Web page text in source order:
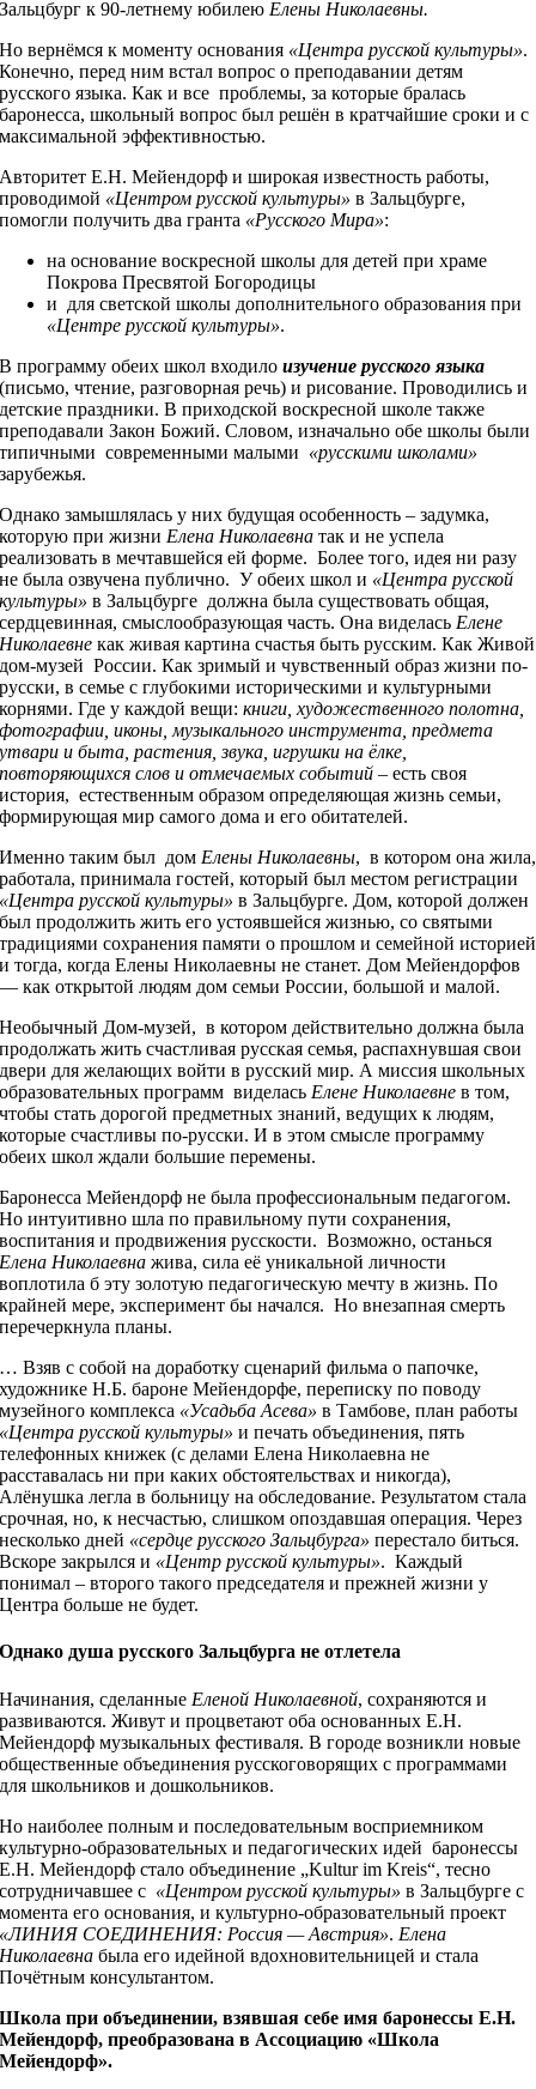
Зальцбург к 90-летнему юбилею Елены Николаевны.
Но вернёмся к моменту основания «Центра русской культуры».
Конечно, перед ним встал вопрос о преподавании детям
русского языка. Как и все проблемы, за которые бралась
баронесса, школьный вопрос был решён в кратчайшие сроки и с
максимальной эффективностью.
Авторитет Е.Н. Мейендорф и широкая известность работы,
проводимой «Центром русской культуры» в Зальцбурге,
помогли получить два гранта «Русского Мира»:
на основание воскресной школы для детей при храме
Покрова Пресвятой Богородицы
и для светской школы дополнительного образования при
«Центре русской культуры».
В программу обеих школ входило изучение русского языка
(письмо, чтение, разговорная речь) и рисование. Проводились и
детские праздники. В приходской воскресной школе также
преподавали Закон Божий. Словом, изначально обе школы были
типичными современными малыми «русскими школами»
зарубежья.
Однако замышлялась у них будущая особенность – задумка,
которую при жизни Елена Николаевна так и не успела
реализовать в мечтавшейся ей форме. Более того, идея ни разу
не была озвучена публично. У обеих школ и «Центра русской
культуры» в Зальцбурге должна была существовать общая,
сердцевинная, смыслообразующая часть. Она виделась Елене
Николаевне как живая картина счастья быть русским. Как Живой
дом-музей России. Как зримый и чувственный образ жизни по-
русски, в семье с глубокими историческими и культурными
корнями. Где у каждой вещи:книги, художественного полотна,
фотографии, иконы, музыкального инструмента, предмета
утвари и быта, растения, звука, игрушки на ёлке,
повторяющихся слов и отмечаемых событий – есть своя
история, естественным образом определяющая жизнь семьи,
формирующая мир самого дома и его обитателей.
Именно таким был дом Елены Николаевны, в котором она жила,
работала, принимала гостей, который был местом регистрации
«Центра русской культуры» в Зальцбурге. Дом, которой должен
был продолжить жить его устоявшейся жизнью, со святыми
традициями сохранения памяти о прошлом и семейной историей
и тогда, когда Елены Николаевны не станет. Дом Мейендорфов
— как открытой людям дом семьи России, большой и малой.
Необычный Дом-музей, в котором действительно должна была
продолжать жить счастливая русская семья, распахнувшая свои
двери для желающих войти в русский мир. А миссия школьных
образовательных программ виделась Елене Николаевне в том,
чтобы стать дорогой предметных знаний, ведущих к людям,
которые счастливы по-русски. И в этом смысле программу
обеих школ ждали большие перемены.
Баронесса Мейендорф не была профессиональным педагогом.
Но интуитивно шла по правильному пути сохранения,
воспитания и продвижения русскости. Возможно, останься
Елена Николаевна жива, сила её уникальной личности
воплотила б эту золотую педагогическую мечту в жизнь. По
крайней мере, эксперимент бы начался. Но внезапная смерть
перечеркнула планы.
… Взяв с собой на доработку сценарий фильма о папочке,
художнике Н.Б. бароне Мейендорфе, переписку по поводу
музейного комплекса «Усадьба Асева» в Тамбове, план работы
«Центра русской культуры» и печать объединения, пять
телефонных книжек (с делами Елена Николаевна не
расставалась ни при каких обстоятельствах и никогда),
Алёнушка легла в больницу на обследование. Результатом стала
срочная, но, к несчастью, слишком опоздавшая операция. Через
несколько дней «сердце русского Зальцбурга» перестало биться.
Вскоре закрылся и «Центр русской культуры». Каждый
понимал – второго такого председателя и прежней жизни у
Центра больше не будет.
Однако душа русского Зальцбурга не отлетела
Начинания, сделанные Еленой Николаевной, сохраняются и
развиваются. Живут и процветают оба основанных Е.Н.
Мейендорф музыкальных фестиваля. В городе возникли новые
общественные объединения русскоговорящих с программами
для школьников и дошкольников.
Но наиболее полным и последовательным восприемником
культурно-образовательных и педагогических идей баронессы
Е.Н. Мейендорф стало объединение „Kultur im Kreis“, тесно
сотрудничавшее с «Центром русской культуры» в Зальцбурге с
момента его основания, и культурно-образовательный проект
«ЛИНИЯ СОЕДИНЕНИЯ: Россия — Австрия». Елена
Николаевна была его идейной вдохновительницей и стала
Почётным консультантом.
Школа при объединении, взявшая себе имя баронессы Е.Н.
Мейендорф, преобразована в Ассоциацию «Школа
Мейендорф».